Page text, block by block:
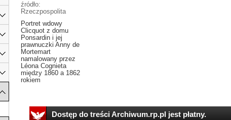
źródło:
Rzeczpospolita
Portret wdowy
Clicquot z domu
Ponsardin i jej
prawnuczki Anny de
Mortemart
namalowany przez
Léona Cognieta
między 1860 a 1862
rokiem
Dostęp do treści Archiwum.rp.pl jest płatny.